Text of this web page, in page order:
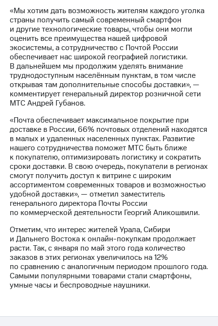
спикера
и акционерам
Корпоративное
управление
Корпоративный
секретарь
Раскрытие
информации
Информация
Документы
ПАО
"МТС"
Собрания
акционеров
Личный
кабинет
акционера
Акционерный
капитал
Контроль
аудит
Рынок
акций
Описание
Программа
приобретения
акций
«Мы хотим дать возможность жителям каждого уголка
страны получить самый современный смартфон
и другие технологические товары, чтобы они могли
оценить все преимущества нашей цифровой
экосистемы, а сотрудничество с Почтой России
обеспечивает нас широкой географией логистики.
В дальнейшем мы продолжим уделять внимание
труднодоступным населённым пунктам, в том числе
открывая там дополнительные способы доставки», —
комментирует генеральный директор розничной сети
МТС Андрей Губанов.
«Почта обеспечивает максимальное покрытие при
доставке в России, 66% почтовых отделений находятся
в малых и удаленных населенных пунктах. Развитие
нашего сотрудничества поможет МТС быть ближе
к покупателю, оптимизировать логистику и сократить
сроки доставки. В свою очередь, покупатели в регионах
смогут получить доступ к витрине с широким
ассортиментом современных товаров и возможностью
удобной доставки», — отметил заместитель
генерального директора Почты России
по коммерческой деятельности Георгий Аликошвили.
Отметим, что интерес жителей Урала, Сибири
и Дальнего Востока к онлайн-покупкам продолжает
расти. Так, с января по май этого года количество
заказов в этих регионах увеличилось на 12%
по сравнению с аналогичным периодом прошлого года.
Самыми популярными товарами стали смартфоны,
умные часы и беспроводные наушники.